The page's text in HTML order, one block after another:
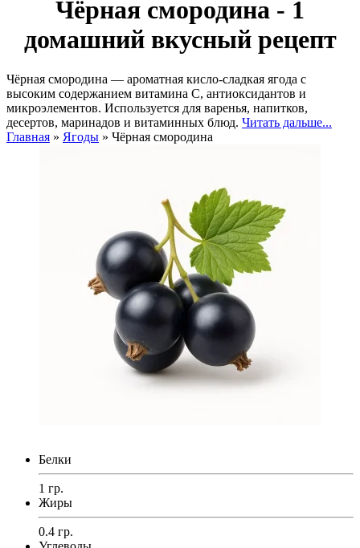
Чёрная смородина - 1
домашний вкусный рецепт
Чёрная смородина — ароматная кисло-сладкая ягода с
высоким содержанием витамина C, антиоксидантов и
микроэлементов. Используется для варенья, напитков,
десертов, маринадов и витаминных блюд. Читать дальше...
Главная » Ягоды » Чёрная смородина
Белки
1 гр.
Жиры
0.4 гр.